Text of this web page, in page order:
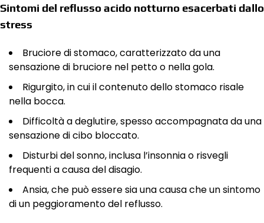
Sintomi del reflusso acido notturno esacerbati dallo
stress
Bruciore di stomaco, caratterizzato da una
sensazione di bruciore nel petto o nella gola.
Rigurgito, in cui il contenuto dello stomaco risale
nella bocca.
Difficoltà a deglutire, spesso accompagnata da una
sensazione di cibo bloccato.
Disturbi del sonno, inclusa l’insonnia o risvegli
frequenti a causa del disagio.
Ansia, che può essere sia una causa che un sintomo
di un peggioramento del reflusso.